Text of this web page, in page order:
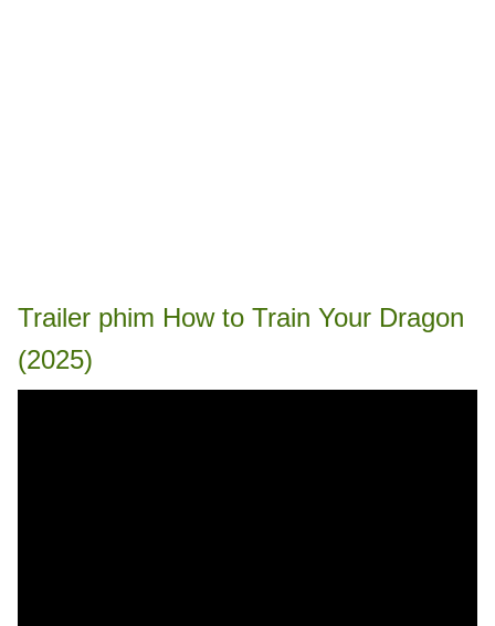
Trailer phim How to Train Your Dragon
(2025)